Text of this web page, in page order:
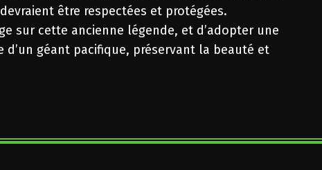
être respectées et protégées.
sur cette ancienne légende, et d’adopter une
géant pacifique, préservant la beauté et